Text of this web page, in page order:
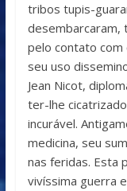
tribos tupis-
desembarcaram,
pelo contato com
seu uso
Jean Nicot,
ter-lhe
incurável.
medicina, seu
nas feridas. Esta
vivíssima guerra